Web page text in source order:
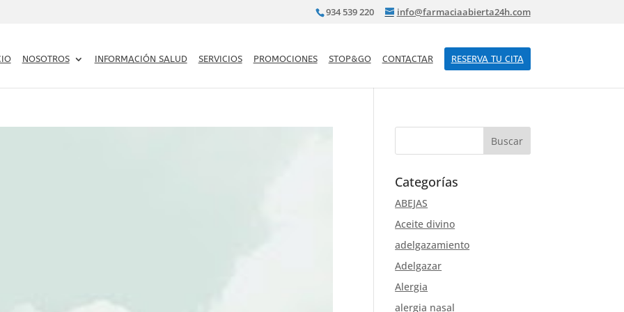
934 539 220 info@farmaciaabierta24h.com
NOSOTROS INFORMACIÓN SALUD SERVICIOS PROMOCIONES STOP&GO CONTACTAR RESERVA TU CITA
Categorías
ABEJAS
Aceite divino
adelgazamiento
Adelgazar
Alergia
alergia nasal